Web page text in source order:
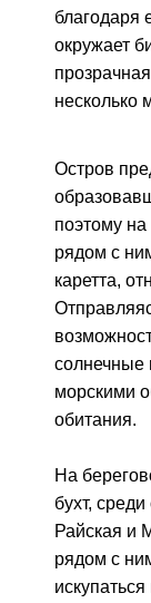
благодаря
окружает
несколько
Остров
поэтому
рядом с
каретта,
солнечные
морскими
обитания.
На
бухт,
Райская и
рядом с